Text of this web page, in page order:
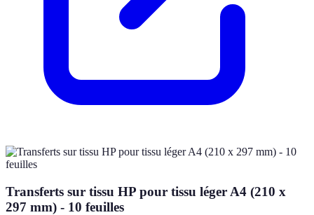
Transferts sur tissu HP pour tissu léger A4 (210 x
297 mm) - 10 feuilles